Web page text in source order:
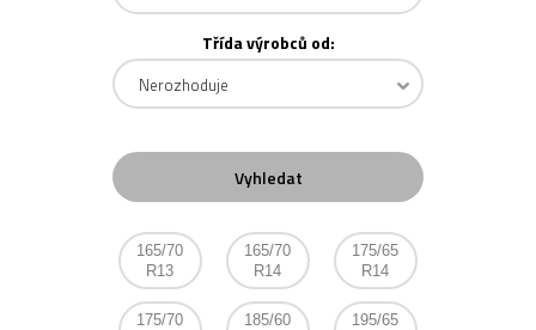
Třída výrobců od:
Nerozhoduje
165/70
R13
165/70
R14
175/65
R14
175/70
185/60
195/65